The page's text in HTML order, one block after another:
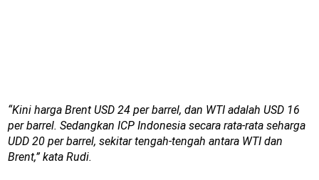
“Kini harga Brent USD 24 per barrel, dan WTI adalah USD 16
per barrel. Sedangkan ICP Indonesia secara rata-rata seharga
UDD 20 per barrel, sekitar tengah-tengah antara WTI dan
Brent,” kata Rudi.